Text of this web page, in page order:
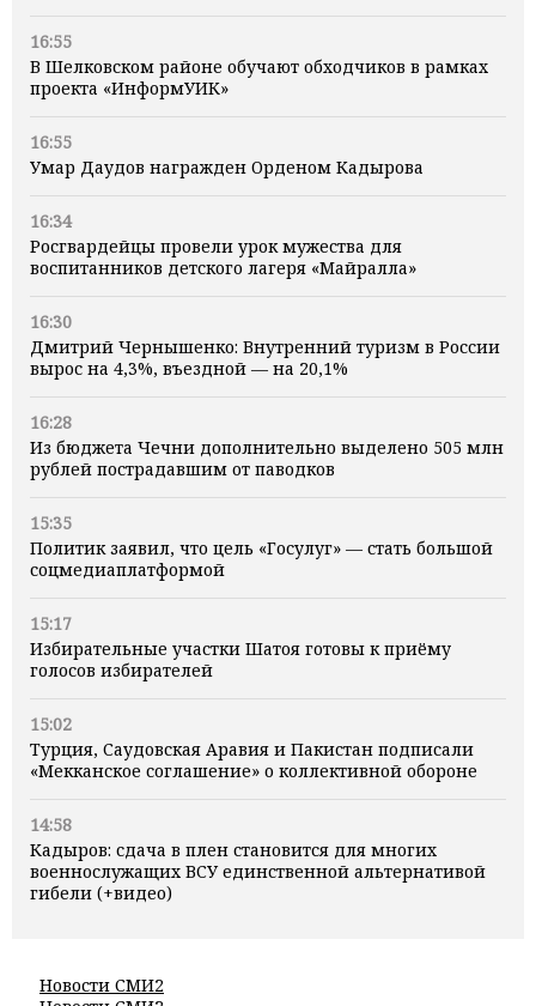
16:55
В Шелковском районе обучают обходчиков в рамках
проекта «ИнформУИК»
16:55
Умар Даудов награжден Орденом Кадырова
16:34
Росгвардейцы провели урок мужества для
воспитанников детского лагеря «Майралла»
16:30
Дмитрий Чернышенко: Внутренний туризм в России
вырос на 4,3%, въездной — на 20,1%
16:28
Из бюджета Чечни дополнительно выделено 505 млн
рублей пострадавшим от паводков
15:35
Политик заявил, что цель «Госулуг» — стать большой
соцмедиаплатформой
15:17
Избирательные участки Шатоя готовы к приёму
голосов избирателей
15:02
Турция, Саудовская Аравия и Пакистан подписали
«Мекканское соглашение» о коллективной обороне
14:58
Кадыров: сдача в плен становится для многих
военнослужащих ВСУ единственной альтернативой
гибели (+видео)
Новости СМИ2